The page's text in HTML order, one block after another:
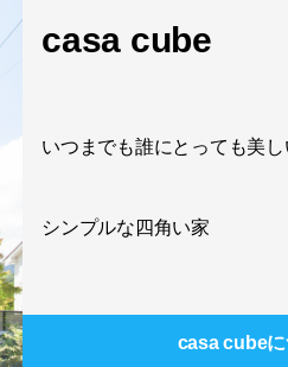
casa cube
いつまでも誰にとっても美し
シンプルな四角い家
casa cube